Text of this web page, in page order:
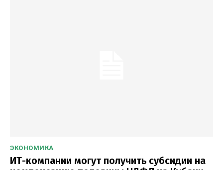
ЭКОНОМИКА
ИТ-компании могут получить субсидии на